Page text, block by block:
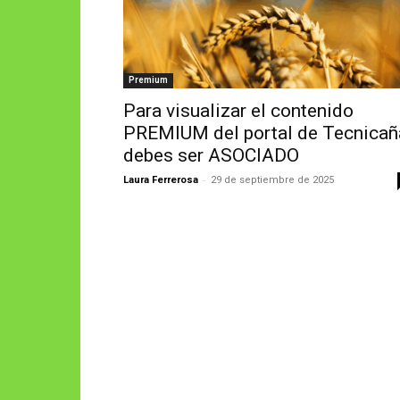
Premium
Para visualizar el contenido
PREMIUM del portal de
debes ser ASOCIADO
Laura Ferrerosa - 29 de septiembre de 2025